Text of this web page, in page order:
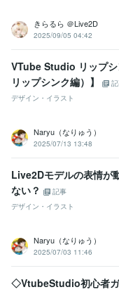
配信
歌ってみた
きらるら ＠Live2D
2025/09/05 04:42
VTube Studio リップ
リップシンク編）】
デザイン・イラスト
Naryu（なりゅう）
2025/07/13 13:48
Live2Dモデルの表情が
ない？
記事
デザイン・イラスト
Naryu（なりゅう）
2025/07/03 11:46
◇VtubeStudio初心者